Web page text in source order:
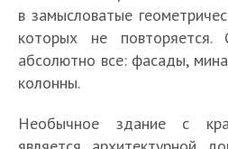
в замысловатые
которых не повторяется.
абсолютно все: фасады,
колонны.
Необычное здание с